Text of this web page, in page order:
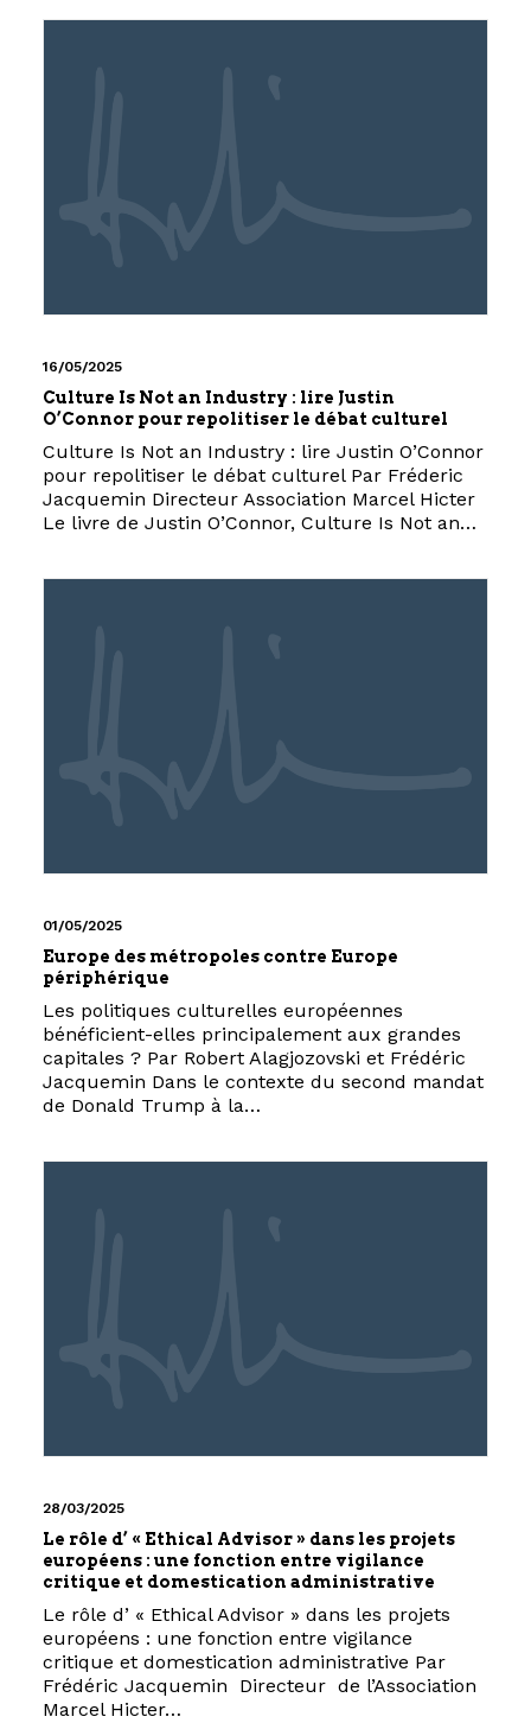
16/05/2025
Culture Is Not an Industry : lire Justin
O’Connor pour repolitiser le débat culturel
Culture Is Not an Industry : lire Justin O’Connor
pour repolitiser le débat culturel Par Fréderic
Jacquemin Directeur Association Marcel Hicter
Le livre de Justin O’Connor, Culture Is Not an…
01/05/2025
Europe des métropoles contre Europe
périphérique
Les politiques culturelles européennes
bénéficient-elles principalement aux grandes
capitales ? Par Robert Alagjozovski et Frédéric
Jacquemin Dans le contexte du second mandat
de Donald Trump à la…
28/03/2025
Le rôle d’ « Ethical Advisor » dans les projets
européens : une fonction entre vigilance
critique et domestication administrative
Le rôle d’ « Ethical Advisor » dans les projets
européens : une fonction entre vigilance
critique et domestication administrative Par
Frédéric Jacquemin Directeur de l’Association
Marcel Hicter…